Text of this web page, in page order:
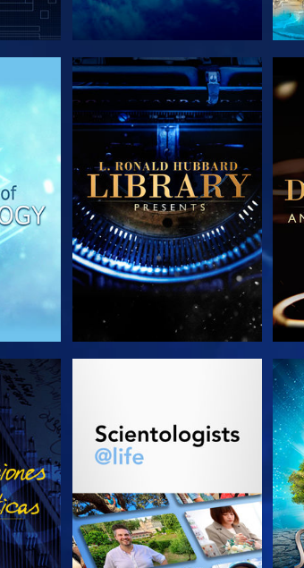
EXPLORA LAS SERIES